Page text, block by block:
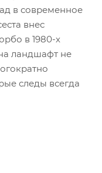
в современное
внес
в 1980-х
ландшафт не
следы всегда